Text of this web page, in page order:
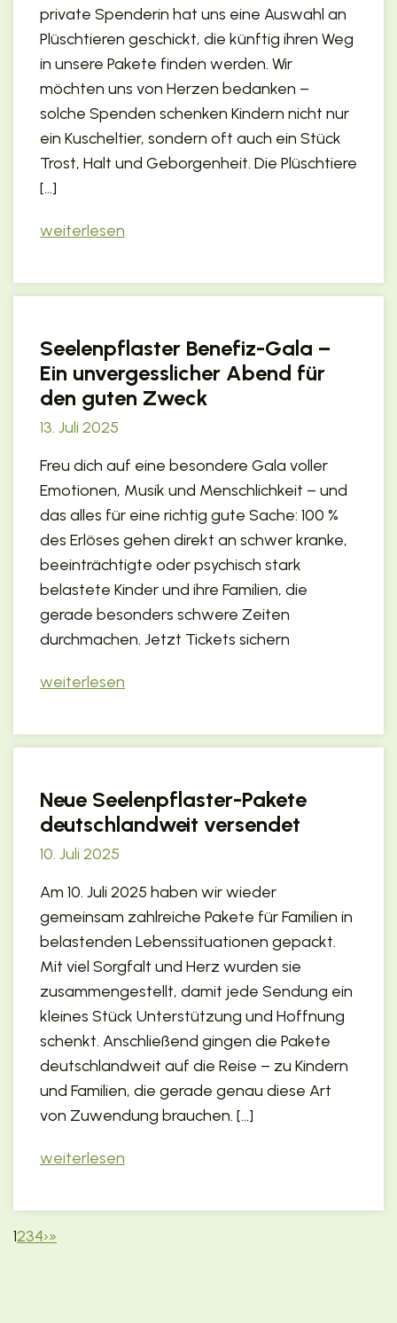
private Spenderin hat uns eine Auswahl an
Plüschtieren geschickt, die künftig ihren Weg
in unsere Pakete finden werden. Wir
möchten uns von Herzen bedanken –
solche Spenden schenken Kindern nicht nur
ein Kuscheltier, sondern oft auch ein Stück
Trost, Halt und Geborgenheit. Die Plüschtiere
[…]
weiterlesen
Seelenpflaster Benefiz-Gala –
Ein unvergesslicher Abend für
den guten Zweck
13. Juli 2025
Freu dich auf eine besondere Gala voller
Emotionen, Musik und Menschlichkeit – und
das alles für eine richtig gute Sache: 100 %
des Erlöses gehen direkt an schwer kranke,
beeinträchtigte oder psychisch stark
belastete Kinder und ihre Familien, die
gerade besonders schwere Zeiten
durchmachen. Jetzt Tickets sichern
weiterlesen
Neue Seelenpflaster-Pakete
deutschlandweit versendet
10. Juli 2025
Am 10. Juli 2025 haben wir wieder
gemeinsam zahlreiche Pakete für Familien in
belastenden Lebenssituationen gepackt.
Mit viel Sorgfalt und Herz wurden sie
zusammengestellt, damit jede Sendung ein
kleines Stück Unterstützung und Hoffnung
schenkt. Anschließend gingen die Pakete
deutschlandweit auf die Reise – zu Kindern
und Familien, die gerade genau diese Art
von Zuwendung brauchen. […]
weiterlesen
1234›»